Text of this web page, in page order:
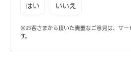
はい いいえ
※お客さまから頂いた貴重なご意見は、サー
す。